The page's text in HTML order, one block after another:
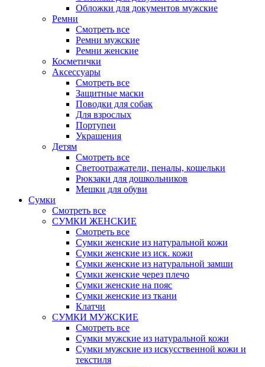
Обложки для документов мужские
Ремни
Смотреть все
Ремни мужские
Ремни женские
Косметички
Аксессуары
Смотреть все
Защитные маски
Поводки для собак
Для взрослых
Портупеи
Украшения
Детям
Смотреть все
Светоотражатели, пеналы, кошельки
Рюкзаки для дошкольников
Мешки для обуви
Сумки
Смотреть все
СУМКИ ЖЕНСКИЕ
Смотреть все
Сумки женские из натуральной кожи
Сумки женские из иск. кожи
Сумки женские из натуральной замши
Сумки женские через плечо
Сумки женские на пояс
Сумки женские из ткани
Клатчи
СУМКИ МУЖСКИЕ
Смотреть все
Сумки мужские из натуральной кожи
Сумки мужские из искусственной кожи и
текстиля